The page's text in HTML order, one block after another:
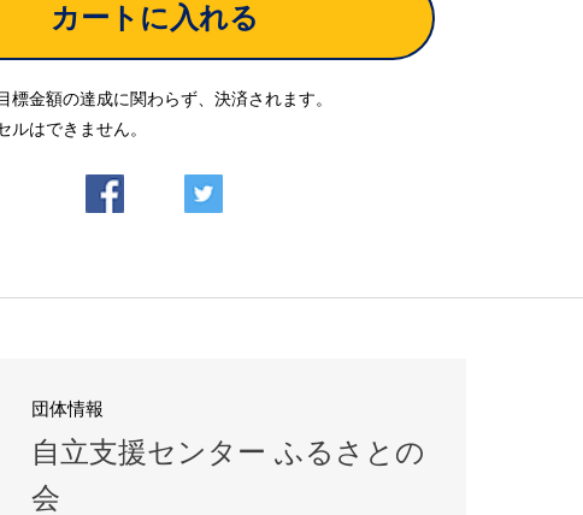
カートに入れる
標金額の達成に関わらず、決済されます。
ルはできません。
団体情報
自立支援センター ふるさとの
会